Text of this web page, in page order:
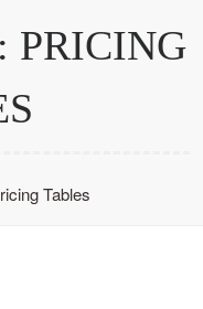
PRICING
Tables